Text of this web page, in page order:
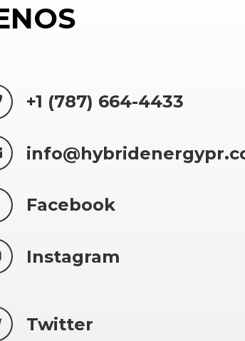
+1 (787) 664-4433
Facebook
Instagram
Twitter